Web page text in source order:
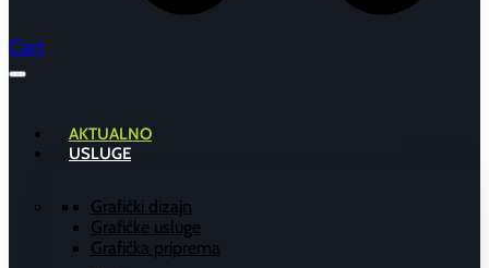
Cart
AKTUALNO
USLUGE
Grafički dizajn
Grafičke usluge
Grafička priprema